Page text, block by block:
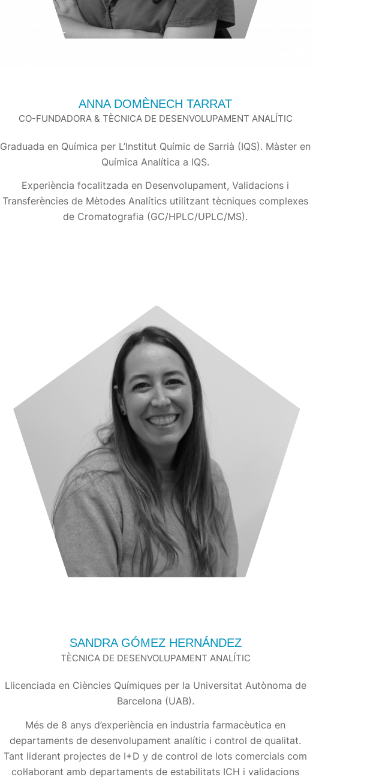
ANNA DOMÈNECH TARRAT
CO-FUNDADORA & TÈCNICA DE DESENVOLUPAMENT ANALÍTIC
Graduada en Química per L’Institut Químic de Sarrià (IQS). Màster en
Química Analítica a IQS.
Experiència focalitzada en Desenvolupament, Validacions i
Transferències de Mètodes Analítics utilitzant tècniques complexes
de Cromatografia (GC/HPLC/UPLC/MS).
SANDRA GÓMEZ HERNÁNDEZ
TÈCNICA DE DESENVOLUPAMENT ANALÍTIC
Llicenciada en Ciències Químiques per la Universitat Autònoma de
Barcelona (UAB).
Més de 8 anys d’experiència en industria farmacèutica en
departaments de desenvolupament analític i control de qualitat.
Tant liderant projectes de I+D y de control de lots comercials com
col·laborant amb departaments de estabilitats ICH i validacions